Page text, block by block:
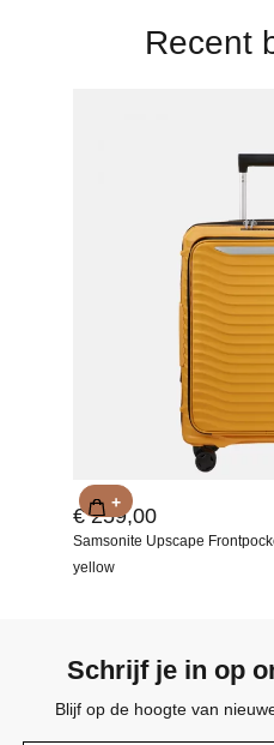
Recent
€ 259,00
Samsonite Upscape
yellow
+
Schrijf je in op
Blijf op de hoogte van